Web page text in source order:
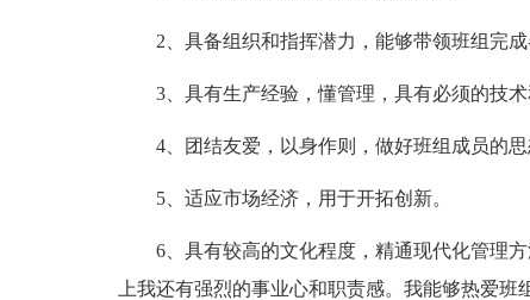
2、具备组织和指挥潜力，能够带领班组完
3、具有生产经验，懂管理，具有必须的技术
4、团结友爱，以身作则，做好班组成员的思
5、适应市场经济，用于开拓创新。
6、具有较高的文化程度，精通现代化管理
上我还有强烈的事业心和职责感。我能够热爱